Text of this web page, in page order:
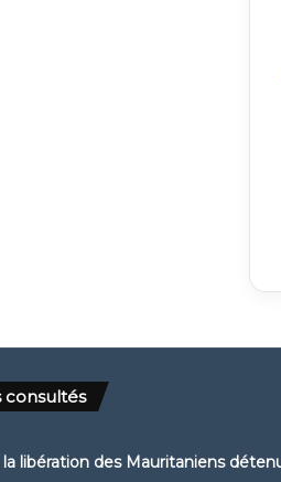
consultés
libération des Mauritaniens